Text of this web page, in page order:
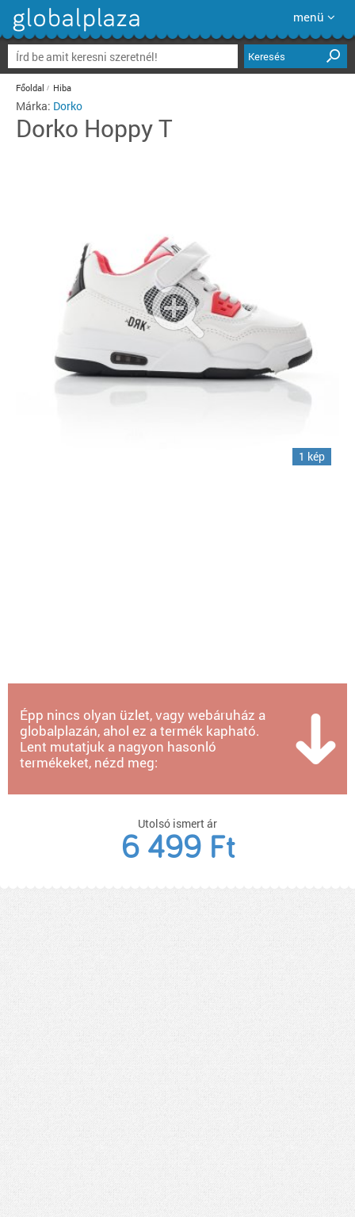
menü
Keresés
Főoldal Hiba
Márka: Dorko
Dorko Hoppy T
1 kép
Épp nincs olyan üzlet, vagy webáruház a
globalplazán, ahol ez a termék kapható.
Lent mutatjuk a nagyon hasonló
termékeket, nézd meg:
Utolsó ismert ár
6 499 Ft